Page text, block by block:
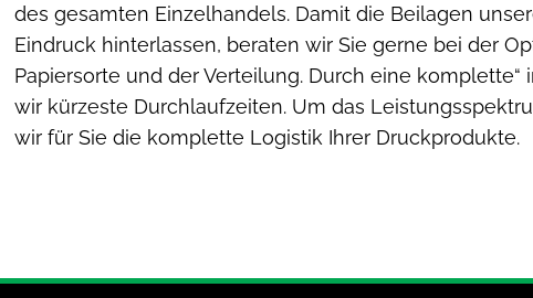
des gesamten Einzelhandels. Damit die Beilagen
Eindruck hinterlassen, beraten wir Sie gerne bei der
Papiersorte und der Verteilung. Durch eine komplette“
wir kürzeste Durchlaufzeiten. Um das
wir für Sie die komplette Logistik Ihrer Druckprodukte.